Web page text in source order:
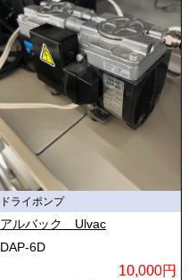
ドライポンプ
アルバック Ulvac
DAP-6D
10,000円